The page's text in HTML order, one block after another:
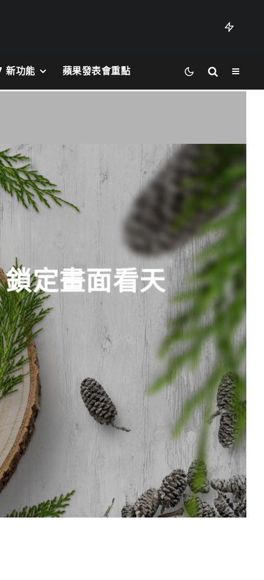
新功能 蘋果發表會重點
定畫面看天